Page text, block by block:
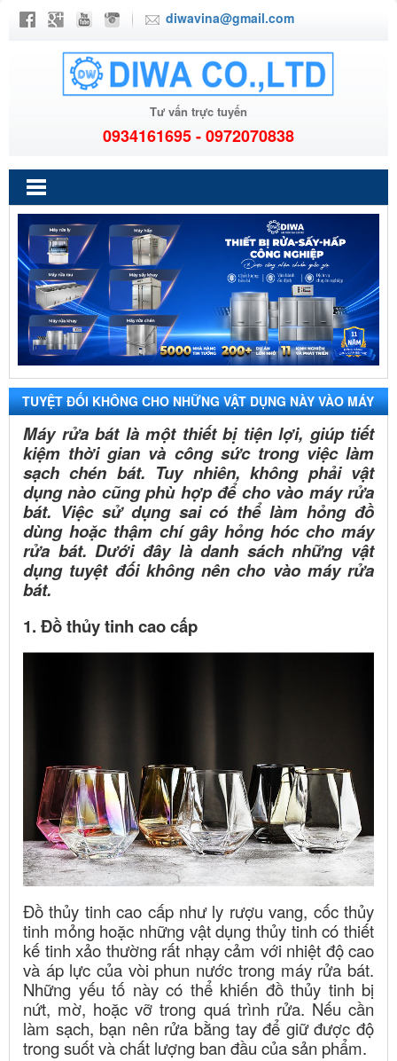
diwavina@gmail.com
Tư vấn trực tuyến
0934161695 - 0972070838
TUYỆT ĐỐI KHÔNG CHO NHỮNG VẬT DỤNG NÀY VÀO MÁY
RỬA BÁT
Máy rửa bát là một thiết bị tiện lợi, giúp tiết
kiệm thời gian và công sức trong việc làm
sạch chén bát. Tuy nhiên, không phải vật
dụng nào cũng phù hợp để cho vào máy rửa
bát. Việc sử dụng sai có thể làm hỏng đồ
dùng hoặc thậm chí gây hỏng hóc cho máy
rửa bát. Dưới đây là danh sách những vật
dụng tuyệt đối không nên cho vào máy rửa
bát.
1. Đồ thủy tinh cao cấp
Đồ thủy tinh cao cấp như ly rượu vang, cốc thủy
tinh mỏng hoặc những vật dụng thủy tinh có thiết
kế tinh xảo thường rất nhạy cảm với nhiệt độ cao
và áp lực của vòi phun nước trong máy rửa bát.
Những yếu tố này có thể khiến đồ thủy tinh bị
nứt, mờ, hoặc vỡ trong quá trình rửa. Nếu cần
làm sạch, bạn nên rửa bằng tay để giữ được độ
trong suốt và chất lượng ban đầu của sản phẩm.